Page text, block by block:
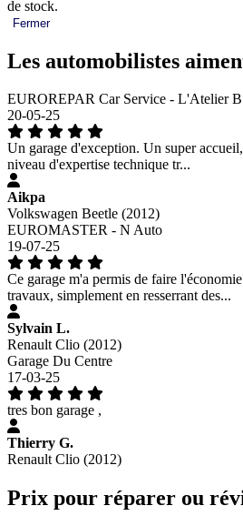
de stock.
Fermer
Les automobilistes
EUROREPAR Car Service - L'Atelier
20-05-25
Un garage d'exception. Un super
niveau d'expertise technique tr...
Aikpa
Volkswagen Beetle (2012)
EUROMASTER - N Auto
19-07-25
Ce garage m'a permis de faire
travaux, simplement en resserrant des...
Sylvain L.
Renault Clio (2012)
Garage Du Centre
17-03-25
tres bon garage ,
Thierry G.
Renault Clio (2012)
Prix pour réparer ou